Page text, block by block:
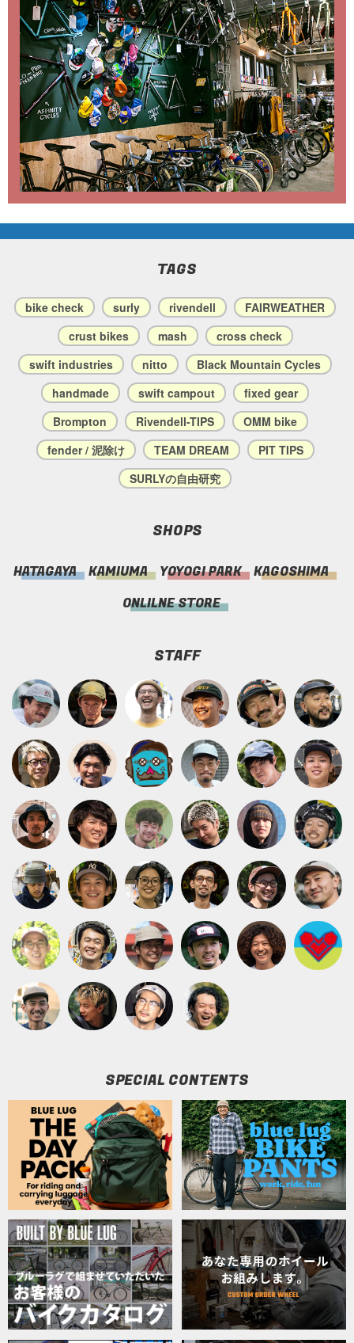
TAGS
bike check surly rivendell
FAIRWEATHER
crust bikes
mash
cross check
swift industries
nitto
Black Mountain Cycles
handmade
swift campout
fixed gear
Brompton
Rivendell-TIPS
OMM bike
fender / 泥除け
TEAM DREAM
PIT TIPS
SURLYの自由研究
SHOPS
HATAGAYA KAMIUMA YOYOGI PARK
KAGOSHIMA
ONLILNE STORE
STAFF
SPECIAL CONTENTS